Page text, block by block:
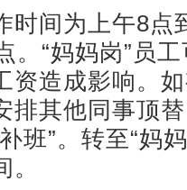
间为上午8点
。“妈妈岗”员
资造成影响。
排其他同事顶
班”。转至“妈